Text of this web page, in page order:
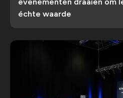
evenementen draaien om
échte waarde